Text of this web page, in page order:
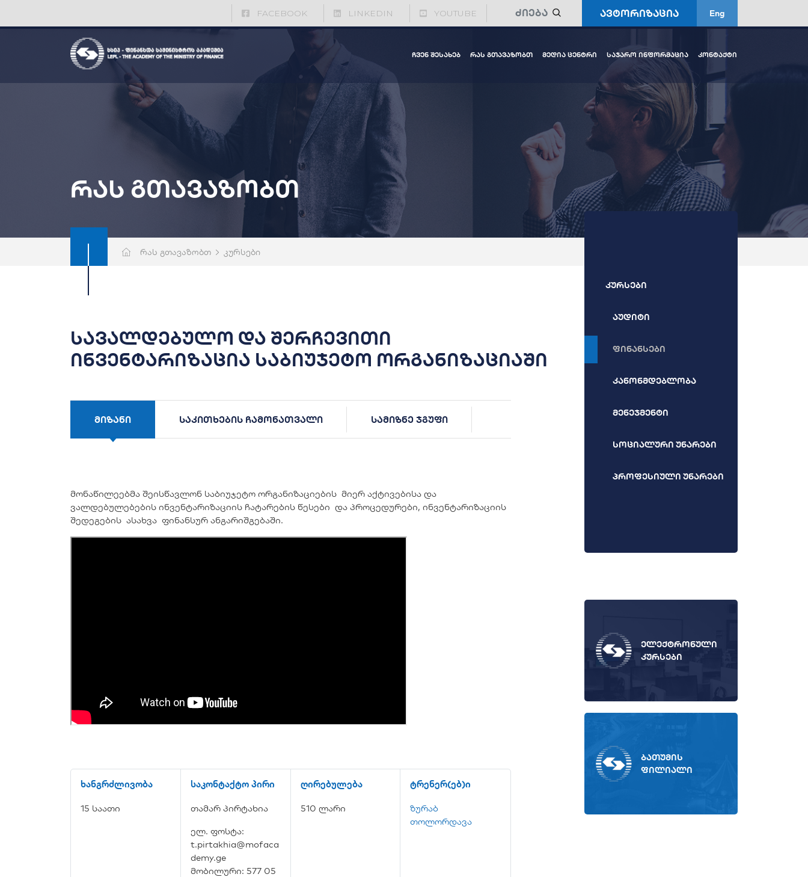
FACEBOOK LINKEDIN YOUTUBE ავტორიზაცია Eng
ჩვენ შესახებ რას გთავაზობთ მედია ცენტრი საჯარო ინფორმაცია კონტაქტი
რას გთავაზობთ
რას გთავაზობთ კურსები
სავალდებულო და შერჩევითი
ინვენტარიზაცია საბიუჯეტო ორგანიზაციაში
მიზანი საკითხების ჩამონათვალი სამიზნე ჯგუფი
მონაწილეებმა შეისწავლონ საბიუჯეტო ორგანიზაციების მიერ აქტივებისა და
ვალდებულებების ინვენტარიზაციის ჩატარების წესები და პროცედურები, ინვენტარიზაციის
შედეგების ასახვა ფინანსურ ანგარიშგებაში.
ხანგრძლივობა
15 საათი
საკონტაქტო პირი
თამარ პირტახია
ელ. ფოსტა:
t.pirtakhia@mofaca
demy.ge
მობილური: 577 05
ღირებულება
510 ლარი
ტრენერ(ებ)ი
ზურაბ
თოლორდავა
კურსები
აუდიტი
ფინანსები
კანონმდებლობა
მენეჯმენტი
სოციალური უნარები
პროფესიული უნარები
ელექტრონული
კურსები
ბათუმის
ფილიალი